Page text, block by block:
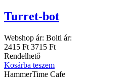
Turret-bot
Webshop ár: Bolti ár:
2415 Ft 3715 Ft
Rendelhető
Kosárba teszem
HammerTime Cafe